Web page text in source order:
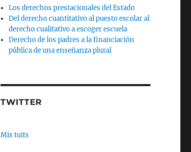
Los derechos prestacionales del Estado
Del derecho cuantitativo al puesto escolar al
derecho cualitativo a escoger escuela
Derecho de los padres a la financiación
pública de una enseñanza plural
TWITTER
Mis tuits